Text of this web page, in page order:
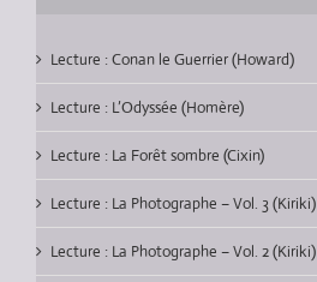
Lecture : Conan le Guerrier (Howard)
Lecture : L’Odyssée (Homère)
Lecture : La Forêt sombre (Cixin)
Lecture : La Photographe – Vol. 3 (Kiriki)
Lecture : La Photographe – Vol. 2 (Kiriki)